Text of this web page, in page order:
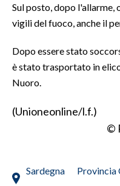
EVENTI
3 MINUTI CON
ANNUNCI
Sul posto, dopo l'allarme,
vigili del fuoco, anche il
Dopo essere stato
è stato trasportato in
Nuoro.
(Unioneonline/l.f.)
©
Sardegna Provincia